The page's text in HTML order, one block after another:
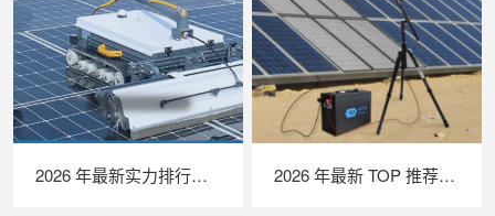
2026 年最新实力排行｜光伏清洗机器人 TOP 推荐，LAILX LX‑H403 深度解析 2026 年最新 TOP 推荐｜便携式 EL 检测仪实力排行，LAILX LXG50 深度测评